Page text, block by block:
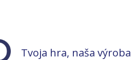
Tvoja hra, naša výroba